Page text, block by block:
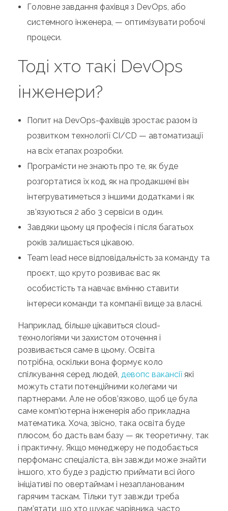
Головне завдання фахівця з DevOps, або
системного інженера, — оптимізувати робочі
процеси.
Тоді хто такі DevOps
інженери?
Попит на DevOps-фахівців зростає разом із
розвитком технології CI/CD — автоматизації
на всіх етапах розробки.
Програмісти не знають про те, як буде
розгортатися їх код, як на продакшені він
інтегруватиметься з іншими додатками і як
зв’язуються 2 або 3 сервіси в один.
Завдяки цьому ця професія і після багатьох
років залишається цікавою.
Team lead несе відповідальність за команду та
проєкт, що круто розвиває вас як
особистість та навчає вмінню ставити
інтереси команди та компанії вище за власні.
Наприклад, більше цікавиться cloud-
технологіями чи захистом оточення і
розвивається саме в цьому. Освіта
потрібна, оскільки вона формує коло
спілкування серед людей, девопс вакансії які
можуть стати потенційними колегами чи
партнерами. Але не обов’язково, щоб це була
саме комп’ютерна інженерія або прикладна
математика. Хоча, звісно, така освіта буде
плюсом, бо дасть вам базу — як теоретичну, так
і практичну. Якщо менеджеру не подобається
перфоманс спеціаліста, він завжди може знайти
іншого, хто буде з радістю приймати всі його
ініціативі по овертаймам і незапланованим
гарячим таскам. Тільки тут завжди треба
пам’ятати, що хто шукає чарівника, часто